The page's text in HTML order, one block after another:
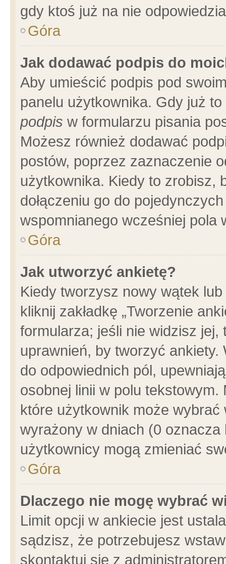
gdy ktoś już na nie
Góra
Jak dodawać podpis do
Aby umieścić podpis pod
panelu użytkownika. Gdy już
podpis w formularzu pisania
Możesz również dodawać
postów, poprzez zaznaczenie
użytkownika. Kiedy to zrobisz,
dołączeniu go do
wspomnianego wcześniej pola
Góra
Jak utworzyć ankietę?
Kiedy tworzysz nowy wątek
kliknij zakładkę „Tworzenie
formularza; jeśli nie widzisz
uprawnień, by tworzyć ankiety.
do odpowiednich pól,
osobnej linii w polu
które użytkownik może
wyrażony w dniach (0
użytkownicy mogą zmieniać
Góra
Dlaczego nie mogę wybrać
Limit opcji w ankiecie jest
sądzisz, że potrzebujesz
skontaktuj się z